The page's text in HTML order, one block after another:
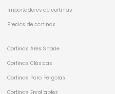
Importadores de cortinas
Precios de cortinas
Cortinas Ares Shade
Cortinas Clásicas
Cortinas Para Pergolas
Cortinas Enrollables